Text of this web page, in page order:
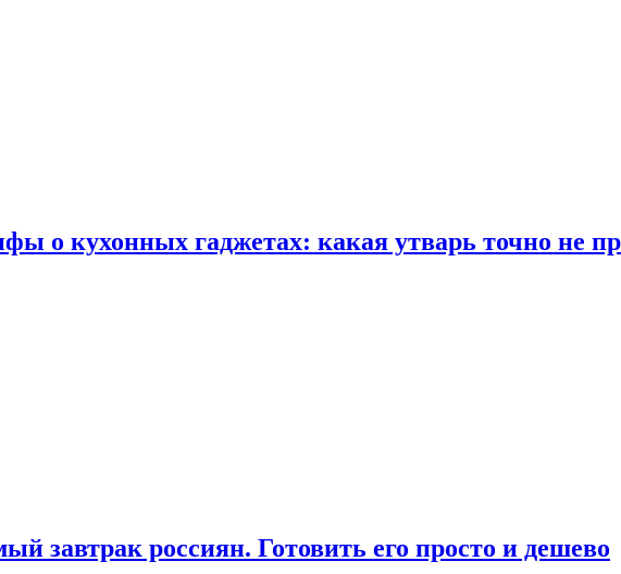
о кухонных гаджетах: какая утварь точно не
завтрак россиян. Готовить его просто и дешево